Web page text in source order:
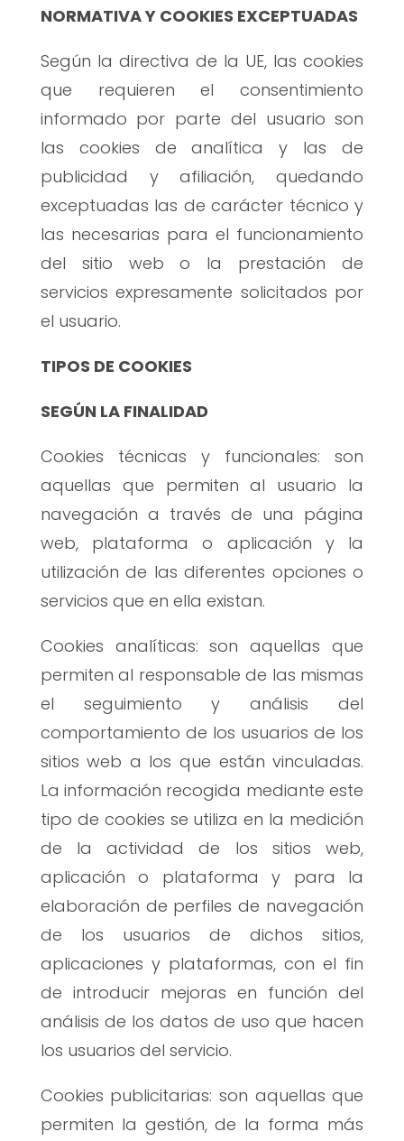
NORMATIVA Y COOKIES EXCEPTUADAS
Según la directiva de la UE, las cookies
que requieren el consentimiento
informado por parte del usuario son
las cookies de analítica y las de
publicidad y afiliación, quedando
exceptuadas las de carácter técnico y
las necesarias para el funcionamiento
del sitio web o la prestación de
servicios expresamente solicitados por
el usuario.
TIPOS DE COOKIES
SEGÚN LA FINALIDAD
Cookies técnicas y funcionales: son
aquellas que permiten al usuario la
navegación a través de una página
web, plataforma o aplicación y la
utilización de las diferentes opciones o
servicios que en ella existan.
Cookies analíticas: son aquellas que
permiten al responsable de las mismas
el seguimiento y análisis del
comportamiento de los usuarios de los
sitios web a los que están vinculadas.
La información recogida mediante este
tipo de cookies se utiliza en la medición
de la actividad de los sitios web,
aplicación o plataforma y para la
elaboración de perfiles de navegación
de los usuarios de dichos sitios,
aplicaciones y plataformas, con el fin
de introducir mejoras en función del
análisis de los datos de uso que hacen
los usuarios del servicio.
Cookies publicitarias: son aquellas que
permiten la gestión, de la forma más